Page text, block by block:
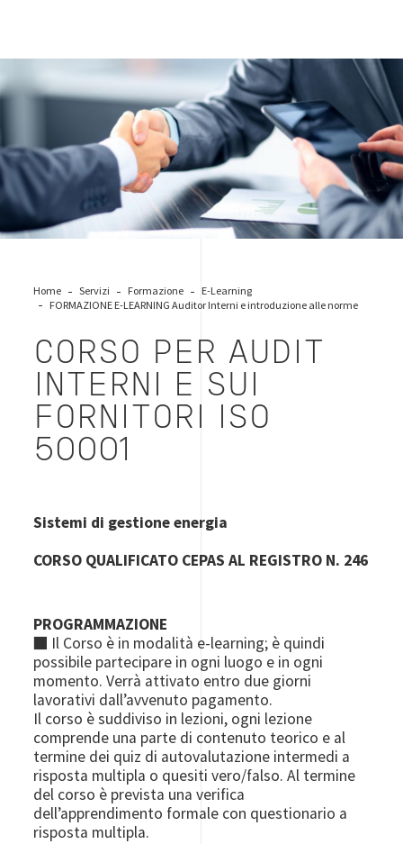
Home Servizi Formazione
E-Learning
FORMAZIONE E-LEARNING Auditor Interni e introduzione alle norme
CORSO PER AUDIT
INTERNI E SUI
FORNITORI ISO
50001
Sistemi di gestione energia
CORSO QUALIFICATO CEPAS AL REGISTRO N. 246
PROGRAMMAZIONE
■ Il Corso è in modalità e-learning; è quindi
possibile partecipare in ogni luogo e in ogni
momento. Verrà attivato entro due giorni
lavorativi dall’avvenuto pagamento.
Il corso è suddiviso in lezioni, ogni lezione
comprende una parte di contenuto teorico e al
termine dei quiz di autovalutazione intermedi a
risposta multipla o quesiti vero/falso. Al termine
del corso è prevista una verifica
dell’apprendimento formale con questionario a
risposta multipla.